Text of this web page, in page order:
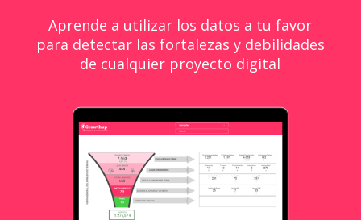
Aprende a utilizar los datos a tu favor
para detectar las fortalezas y debilidades
de cualquier proyecto digital